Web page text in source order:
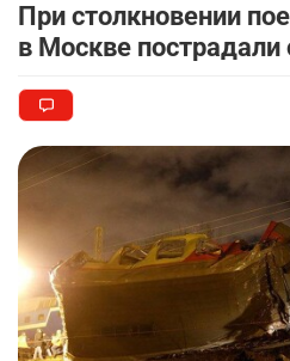
При столкновении
в Москве пострадали